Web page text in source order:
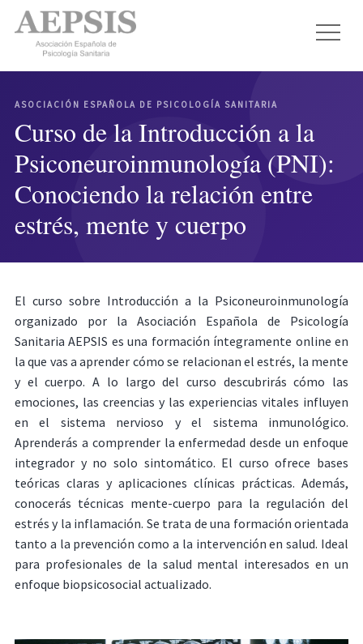
ASOCIACIÓN ESPAÑOLA DE PSICOLOGÍA SANITARIA
Curso de la Introducción a la
Psiconeuroinmunología (PNI):
Conociendo la relación entre
estrés, mente y cuerpo
El curso sobre Introducción a la Psiconeuroinmunología
organizado por la Asociación Española de Psicología
Sanitaria AEPSIS es una formación íntegramente online en
la que vas a aprender cómo se relacionan el estrés, la mente
y el cuerpo. A lo largo del curso descubrirás cómo las
emociones, las creencias y las experiencias vitales influyen
en el sistema nervioso y el sistema inmunológico.
Aprenderás a comprender la enfermedad desde un enfoque
integrador y no solo sintomático. El curso ofrece bases
teóricas claras y aplicaciones clínicas prácticas. Además,
conocerás técnicas mente-cuerpo para la regulación del
estrés y la inflamación. Se trata de una formación orientada
tanto a la prevención como a la intervención en salud. Ideal
para profesionales de la salud mental interesados en un
enfoque biopsicosocial actualizado.